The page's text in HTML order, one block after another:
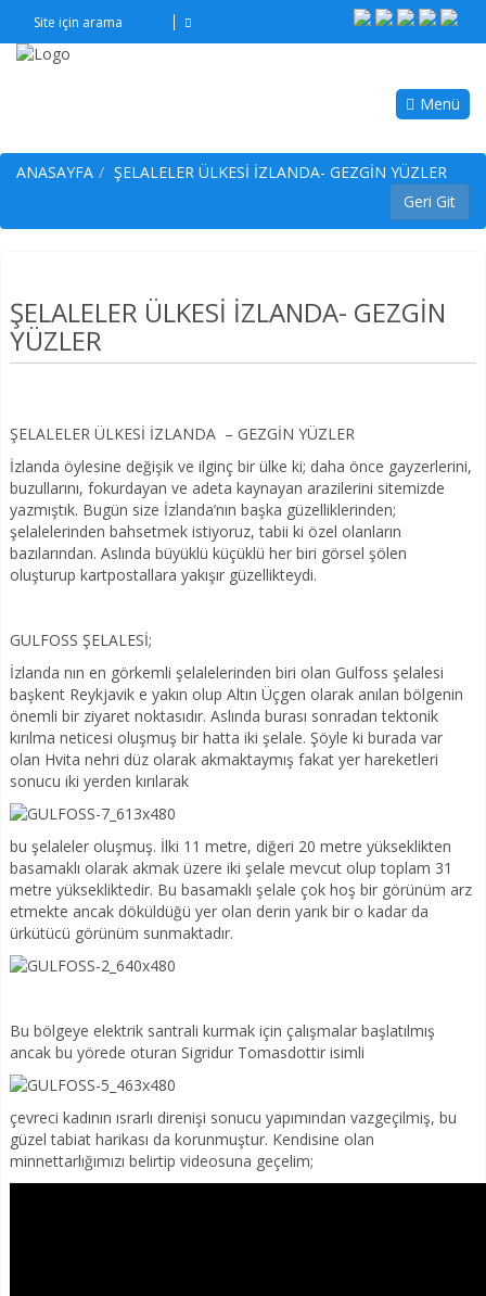
Menü
ANASAYFA ŞELALELER ÜLKESİ İZLANDA- GEZGİN YÜZLER
ŞELALELER ÜLKESİ İZLANDA- GEZGİN
YÜZLER
ŞELALELER ÜLKESİ İZLANDA – GEZGİN YÜZLER
İzlanda öylesine değişik ve ilginç bir ülke ki; daha önce gayzerlerini,
buzullarını, fokurdayan ve adeta kaynayan arazilerini sitemizde
yazmıştık. Bugün size İzlanda’nın başka güzelliklerinden;
şelalelerinden bahsetmek istiyoruz, tabii ki özel olanların
bazılarından. Aslında büyüklü küçüklü her biri görsel şölen
oluşturup kartpostallara yakışır güzellikteydi.
GULFOSS ŞELALESİ;
İzlanda nın en görkemli şelalelerinden biri olan Gulfoss şelalesi
başkent Reykjavik e yakın olup Altın Üçgen olarak anılan bölgenin
önemli bir ziyaret noktasıdır. Aslında burası sonradan tektonik
kırılma neticesi oluşmuş bir hatta iki şelale. Şöyle ki burada var
olan Hvita nehri düz olarak akmaktaymış fakat yer hareketleri
sonucu iki yerden kırılarak
bu şelaleler oluşmuş. İlki 11 metre, diğeri 20 metre yükseklikten
basamaklı olarak akmak üzere iki şelale mevcut olup toplam 31
metre yüksekliktedir. Bu basamaklı şelale çok hoş bir görünüm arz
etmekte ancak döküldüğü yer olan derin yarık bir o kadar da
ürkütücü görünüm sunmaktadır.
Bu bölgeye elektrik santrali kurmak için çalışmalar başlatılmış
ancak bu yörede oturan Sigridur Tomasdottir isimli
çevreci kadının ısrarlı direnişi sonucu yapımından vazgeçilmiş, bu
güzel tabiat harikası da korunmuştur. Kendisine olan
minnettarlığımızı belirtip videosuna geçelim;